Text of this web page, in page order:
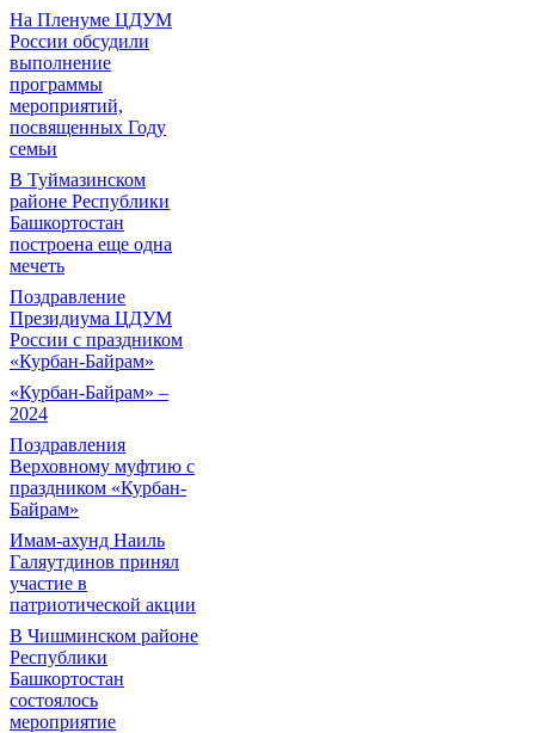
На Пленуме ЦДУМ
России обсудили
выполнение
программы
мероприятий,
посвященных Году
семьи
В Туймазинском
районе Республики
Башкортостан
построена еще одна
мечеть
Поздравление
Президиума ЦДУМ
России с праздником
«Курбан-Байрам»
«Курбан-Байрам» –
2024
Поздравления
Верховному муфтию с
праздником «Курбан-
Байрам»
Имам-ахунд Наиль
Галяутдинов принял
участие в
патриотической акции
В Чишминском районе
Республики
Башкортостан
состоялось
мероприятие